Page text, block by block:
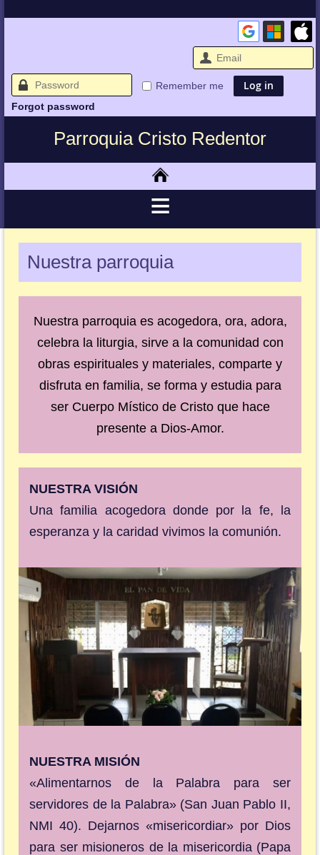
Remember me
Forgot password
Parroquia Cristo Redentor
Nuestra parroquia
Nuestra parroquia es acogedora, ora, adora,
celebra la liturgia, sirve a la comunidad con
obras espirituales y materiales, comparte y
disfruta en familia, se forma y estudia para
ser Cuerpo Místico de Cristo que hace
presente a Dios-Amor.
NUESTRA VISIÓN
Una familia acogedora donde por la fe, la
esperanza y la caridad vivimos la comunión.
NUESTRA MISIÓN
«Alimentarnos de la Palabra para ser
servidores de la Palabra» (San Juan Pablo II,
NMI 40). Dejarnos «misericordiar» por Dios
para ser misioneros de la misericordia (Papa